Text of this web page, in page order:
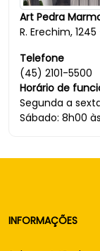
Art Pedra
R. Erechim,
Telefone
(45) 2101-5500
Horário de
Segunda a
Sábado: 8h00
INFORMAÇÕES